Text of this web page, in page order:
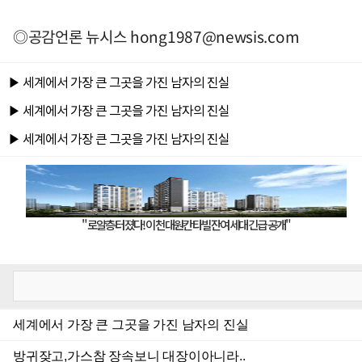
◎공감언론 뉴시스hong1987@newsis.com